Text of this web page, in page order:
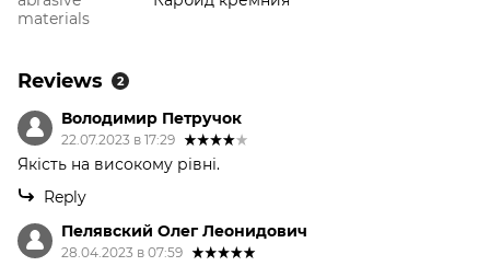
materials
Reviews 2
Володимир Петручок
22.07.2023 в 17:29
Якість на високому рівні.
Reply
Пелявский Олег Леонидович
28.04.2023 в 07:59